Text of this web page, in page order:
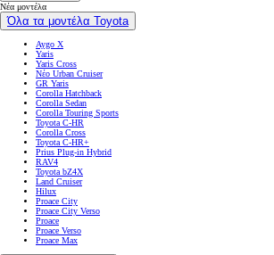
Νέα μοντέλα
Όλα τα μοντέλα Toyota
Aygo X
Yaris
Yaris Cross
Νέο Urban Cruiser
GR Yaris
Corolla Hatchback
Corolla Sedan
Corolla Touring Sports
Toyota C-HR
Corolla Cross
Toyota C-HR+
Prius Plug-in Hybrid
RAV4
Toyota bZ4X
Land Cruiser
Hilux
Proace City
Proace City Verso
Proace
Proace Verso
Proace Max